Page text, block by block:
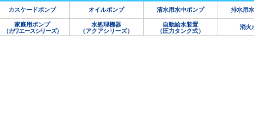
カスケードポンプ オイルポンプ 清水用水中ポンプ 排水用
家庭用ポンプ
（カワエースシリーズ）
水処理機器
（アクアシリーズ）
自動給水装置
（圧力タンク式）
消火